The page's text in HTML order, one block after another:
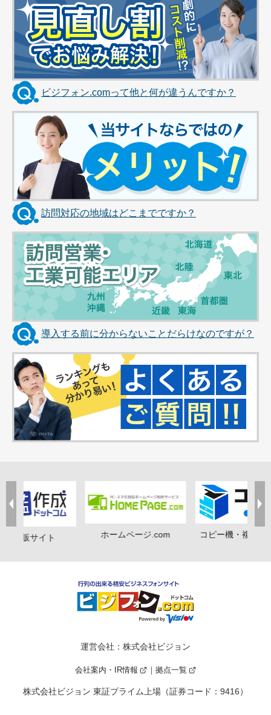
ビジフォン.comって他と何が違うんですか？
訪問対応の地域はどこまでですか？
導入する前に分からないことだらけなのですが？
鑑通販サイト ホームページ.com コピー機・複合機
運営会社：株式会社ビジョン
会社案内・IR情報 拠点一覧
株式会社ビジョン 東証プライム上場（証券コード：9416）